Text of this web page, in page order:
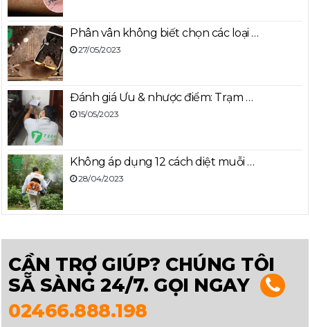
Phân vân không biết chọn các loại …
27/05/2023
Đánh giá Ưu & nhược điểm: Trạm …
15/05/2023
Không áp dụng 12 cách diệt muỗi …
28/04/2023
CẦN TRỢ GIÚP? CHÚNG TÔI
SẴ SÀNG 24/7. GỌI NGAY
02466.888.198